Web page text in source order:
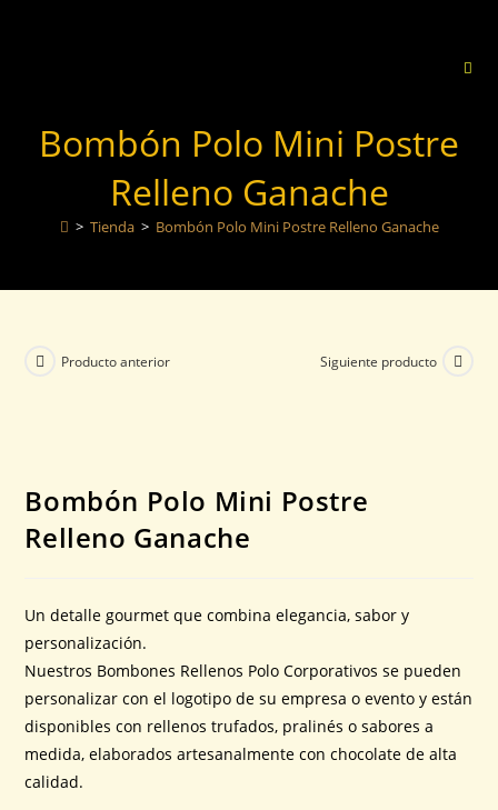
Bombón Polo Mini Postre
Relleno Ganache
> Tienda > Bombón Polo Mini Postre Relleno Ganache
Producto anterior Siguiente producto
Bombón Polo Mini Postre
Relleno Ganache
Un detalle gourmet que combina elegancia, sabor y
personalización.
Nuestros Bombones Rellenos Polo Corporativos se pueden
personalizar con el logotipo de su empresa o evento y están
disponibles con rellenos trufados, pralinés o sabores a
medida, elaborados artesanalmente con chocolate de alta
calidad.